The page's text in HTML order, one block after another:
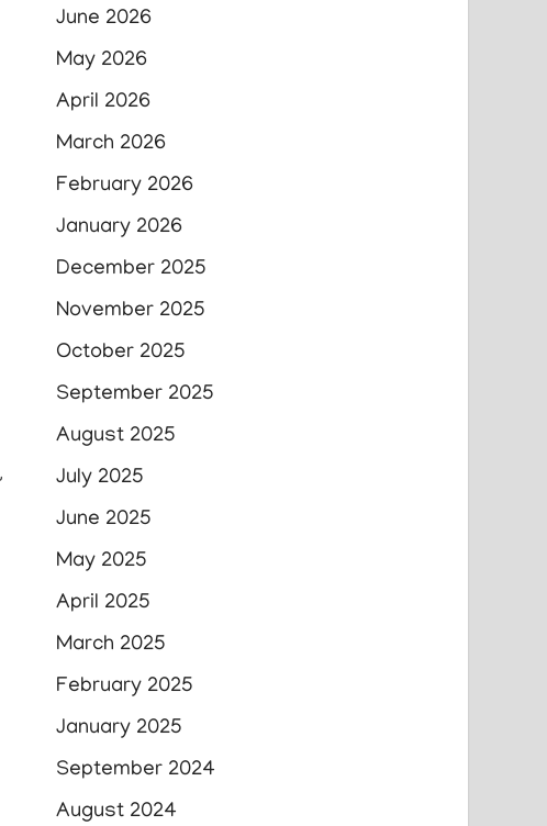
June 2026
May 2026
April 2026
March 2026
February 2026
January 2026
December 2025
November 2025
October 2025
September 2025
August 2025
July 2025
June 2025
May 2025
April 2025
March 2025
February 2025
January 2025
September 2024
August 2024